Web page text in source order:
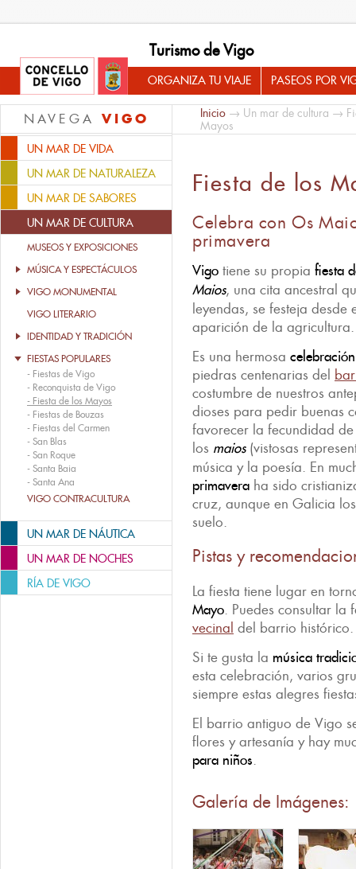
Turismo de Vigo
ORGANIZA TU VIAJE PASEOS POR
NAVEGA VIGO
UN MAR DE VIDA
UN MAR DE NATURALEZA
UN MAR DE SABORES
UN MAR DE CULTURA
MUSEOS Y EXPOSICIONES
MÚSICA Y ESPECTÁCULOS
VIGO MONUMENTAL
VIGO LITERARIO
IDENTIDAD Y TRADICIÓN
FIESTAS POPULARES
- Fiestas de Vigo
- Reconquista de Vigo
- Fiesta de los Mayos
- Fiestas de Bouzas
- Fiestas del Carmen
- San Blas
- San Roque
- Santa Baia
- Santa Ana
VIGO CONTRACULTURA
UN MAR DE NÁUTICA
UN MAR DE NOCHES
RÍA DE VIGO
Inicio → Un mar de cultura →
Mayos
Fiesta de los
Celebra con Os
primavera
Vigo tiene su propia fiesta
Maios, una cita ancestral
leyendas, se festeja
aparición de la agricultura.
Es una hermosa
piedras centenarias del
costumbre de nuestros
dioses para pedir buenas
favorecer la fecundidad
los maios(vistosas
música y la poesía. En
primavera ha sido
cruz, aunque en Galicia
suelo.
Pistas y
La fiesta tiene lugar en
Mayo. Puedes consultar la
vecinal del barrio histórico.
Si te gusta la música
esta celebración, varios
siempre estas alegres
El barrio antiguo de Vigo
flores y artesanía y hay
para niños.
Galería de Imágenes: